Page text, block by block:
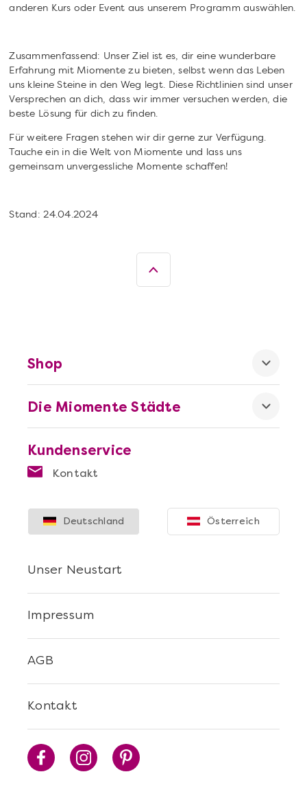
anderen Kurs oder Event aus unserem Programm auswählen.
Zusammenfassend: Unser Ziel ist es, dir eine wunderbare
Erfahrung mit Miomente zu bieten, selbst wenn das Leben
uns kleine Steine in den Weg legt. Diese Richtlinien sind unser
Versprechen an dich, dass wir immer versuchen werden, die
beste Lösung für dich zu finden.
Für weitere Fragen stehen wir dir gerne zur Verfügung.
Tauche ein in die Welt von Miomente und lass uns
gemeinsam unvergessliche Momente schaffen!
Stand: 24.04.2024
Kundenservice
Kontakt
Die Miomente Städte
Shop
Kontakt
AGB
Impressum
Unser Neustart
Deutschland Österreich